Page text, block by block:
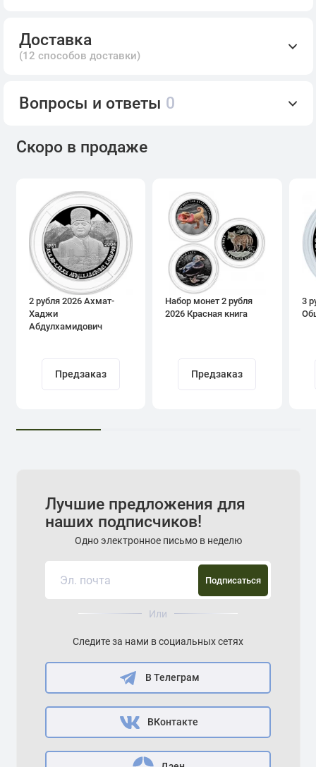
Доставка
(12 способов доставки)
Вопросы и ответы 0
Скоро в продаже
2 рубля 2026 Ахмат-
Хаджи
Абдулхамидович
Предзаказ
Набор монет 2 рубля
2026 Красная книга
Предзаказ
3
Лучшие предложения для
наших подписчиков!
Одно электронное письмо в неделю
Подписаться
Или
Следите за нами в социальных сетях
В Телеграм
ВКонтакте